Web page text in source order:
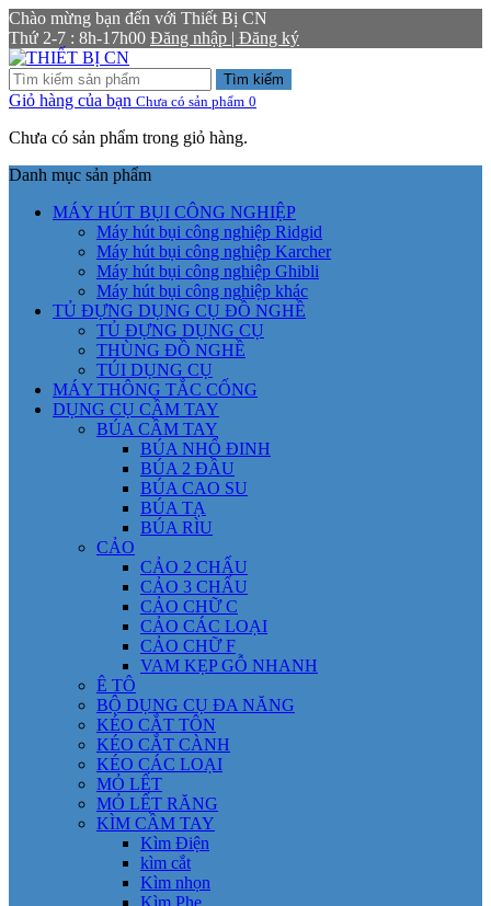
Chào mừng bạn đến với Thiết Bị CN
Thứ 2-7 : 8h-17h00 Đăng nhập | Đăng ký
Tìm kiếm
Giỏ hàng của bạn Chưa có sản phẩm 0
Chưa có sản phẩm trong giỏ hàng.
Danh mục sản phẩm
MÁY HÚT BỤI CÔNG NGHIỆP
Máy hút bụi công nghiệp Ridgid
Máy hút bụi công nghiệp Karcher
Máy hút bụi công nghiệp Ghibli
Máy hút bụi công nghiệp khác
TỦ ĐỰNG DỤNG CỤ ĐỒ NGHỀ
TỦ ĐỰNG DỤNG CỤ
THÙNG ĐỒ NGHỀ
TÚI DỤNG CỤ
MÁY THÔNG TẮC CỐNG
DỤNG CỤ CẦM TAY
BÚA CẦM TAY
BÚA NHỔ ĐINH
BÚA 2 ĐẦU
BÚA CAO SU
BÚA TẠ
BÚA RÌU
CẢO
CẢO 2 CHẤU
CẢO 3 CHẤU
CẢO CHỮ C
CẢO CÁC LOẠI
CẢO CHỮ F
VAM KẸP GỖ NHANH
Ê TÔ
BỘ DỤNG CỤ ĐA NĂNG
KÉO CẮT TÔN
KÉO CẮT CÀNH
KÉO CÁC LOẠI
MỎ LẾT
MỎ LẾT RĂNG
KÌM CẦM TAY
Kìm Điện
kìm cắt
Kìm nhọn
Kìm Phe